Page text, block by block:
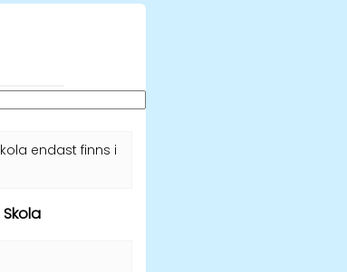
endast finns i